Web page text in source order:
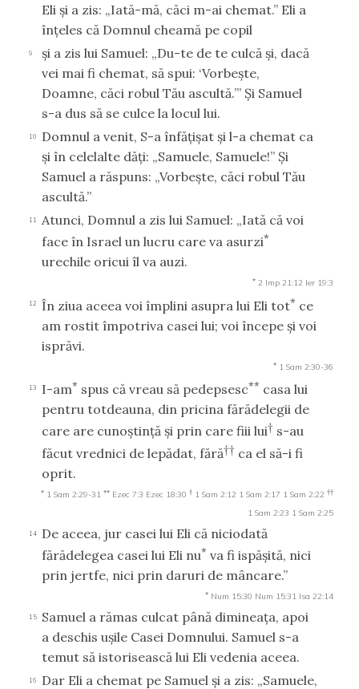
Eli şi a zis: „Iată-mă, căci m-ai chemat.” Eli a
înţeles că Domnul cheamă pe copil
9
şi a zis lui Samuel: „Du-te de te culcă şi, dacă
vei mai fi chemat, să spui: ‘Vorbeşte,
Doamne, căci robul Tău ascultă.’” Şi Samuel
s-a dus să se culce la locul lui.
10
Domnul a venit, S-a înfăţişat şi l-a chemat ca
şi în celelalte dăţi: „Samuele, Samuele!” Şi
Samuel a răspuns: „Vorbeşte, căci robul Tău
ascultă.”
11
Atunci, Domnul a zis lui Samuel: „Iată că voi
face în Israel un lucru care va asurzi*
urechile oricui îl va auzi.
* 2 Imp 21:12 Ier 19:3
12 În ziua aceea voi împlini asupra lui Eli tot* ce
am rostit împotriva casei lui; voi începe şi voi
isprăvi.
* 1 Sam 2:30-36
13 I-am* spus că vreau să pedepsesc** casa lui
pentru totdeauna, din pricina fărădelegii de
care are cunoştinţă şi prin care fiii lui† s-au
făcut vrednici de lepădat, fără†† ca el să-i fi
oprit.
* 1 Sam 2:29-31 ** Ezec 7:3 Ezec 18:30 † 1 Sam 2:12 1 Sam 2:17 1 Sam 2:22 ††
1 Sam 2:23 1 Sam 2:25
14
De aceea, jur casei lui Eli că niciodată
fărădelegea casei lui Eli nu* va fi ispăşită, nici
prin jertfe, nici prin daruri de mâncare.”
* Num 15:30 Num 15:31 Isa 22:14
15
Samuel a rămas culcat până dimineaţa, apoi
a deschis uşile Casei Domnului. Samuel s-a
temut să istorisească lui Eli vedenia aceea.
16
Dar Eli a chemat pe Samuel şi a zis: „Samuele,